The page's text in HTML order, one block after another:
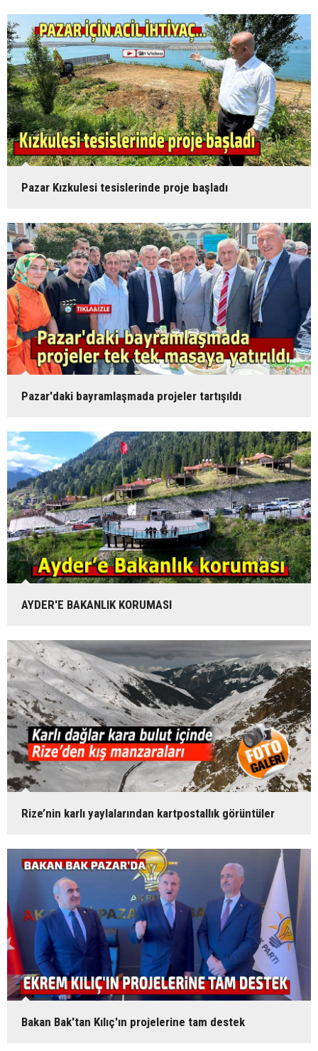
Pazar Kızkulesi tesislerinde proje başladı
Pazar'daki bayramlaşmada projeler tartışıldı
AYDER'E BAKANLIK KORUMASI
Rize’nin karlı yaylalarından kartpostallık görüntüler
Bakan Bak'tan Kılıç'ın projelerine tam destek